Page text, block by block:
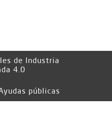
de Industria
4.0
públicas